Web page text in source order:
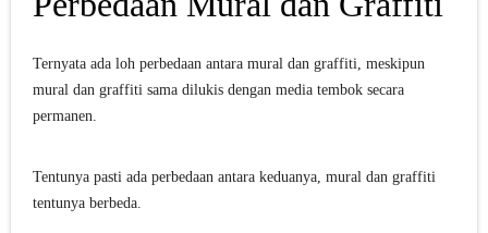
Sunday, 9 August
Ternyata ada loh perbedaan antara mural dan graffiti, meskipun
mural dan graffiti sama dilukis dengan media tembok secara
permanen.
Tentunya pasti ada perbedaan antara keduanya, mural dan graffiti
tentunya berbeda.